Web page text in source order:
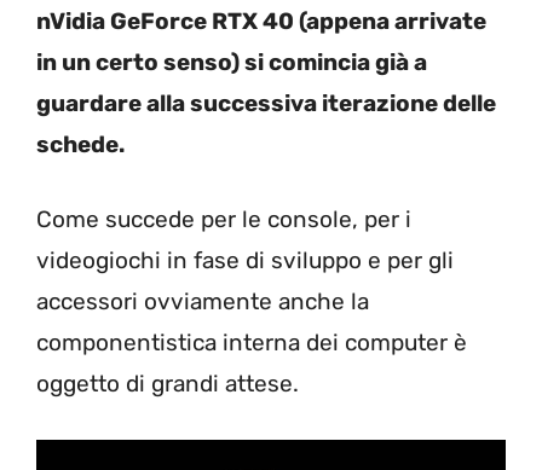
nVidia GeForce RTX 40 (appena arrivate
in un certo senso) si comincia già a
guardare alla successiva iterazione delle
schede.
Come succede per le console, per i
videogiochi in fase di sviluppo e per gli
accessori ovviamente anche la
componentistica interna dei computer è
oggetto di grandi attese.